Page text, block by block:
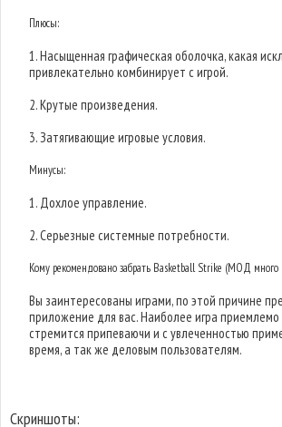
Плюсы:
1. Насыщенная графическая оболочка, какая
привлекательно комбинирует с игрой.
2. Крутые произведения.
3. Затягивающие игровые условия.
Минусы:
1. Дохлое управление.
2. Серьезные системные потребности.
Кому рекомендовано забрать Basketball Strike (МОД
Вы заинтересованы играми, по этой причине
приложение для вас. Наиболее игра
стремится припеваючи и с увлеченностью
время, а так же деловым пользователям.
Скриншоты: